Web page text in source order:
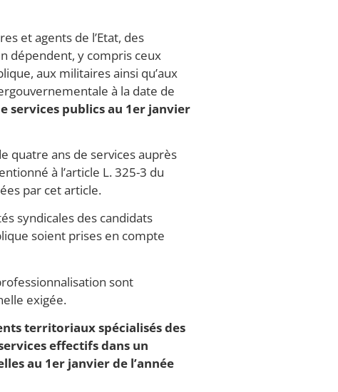
et agents de l’Etat, des
dépendent, y compris ceux
aux militaires ainsi qu’aux
à la date de
services publics au 1er janvier
quatre ans de services auprès
à l’article L. 325-3 du
par cet article.
syndicales des candidats
soient prises en compte
sont
exigée.
territoriaux spécialisés des
effectifs dans un
au 1er janvier de l’année